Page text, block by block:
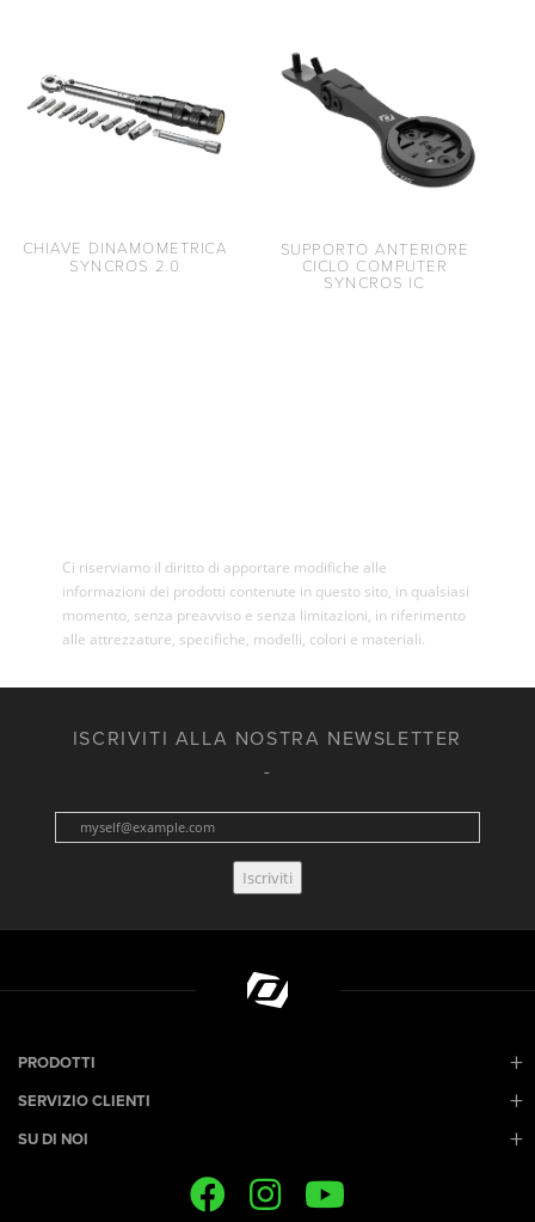
CHIAVE DINAMOMETRICA
SYNCROS 2.0
SUPPORTO ANTERIORE
CICLO COMPUTER
SYNCROS IC
Ci riserviamo il diritto di apportare modifiche alle
informazioni dei prodotti contenute in questo sito, in qualsiasi
momento, senza preavviso e senza limitazioni, in riferimento
alle attrezzature, specifiche, modelli, colori e materiali.
ISCRIVITI ALLA NOSTRA NEWSLETTER
Iscriviti
PRODOTTI
SERVIZIO CLIENTI
SU DI NOI